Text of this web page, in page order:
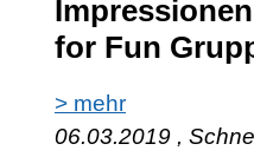
for Fun
> mehr
06.03.2019 ,